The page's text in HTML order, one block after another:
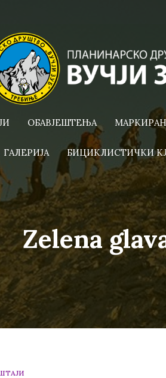
ОБАВЈЕШТЕЊА
ГАЛЕРИЈА БИЦИКЛИСТИЧКИ
Zelena